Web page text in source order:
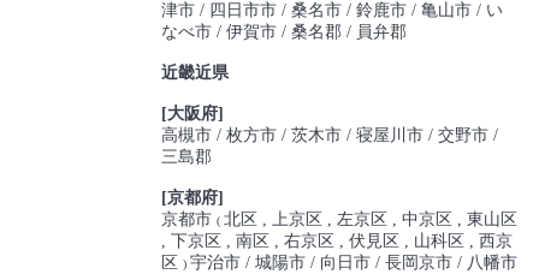
津市
四日市市 桑名市 鈴鹿市 亀山市 い
なべ市 伊賀市 桑名郡 員弁郡
近畿近県
[大阪府]
高槻市 枚方市 茨木市 寝屋川市 交野市
三島郡
[京都府]
京都市(北区 上京区 左京区 中京区
東山区
下京区
南区 右京区 伏見区 山科区
西京
区)宇治市 城陽市 向日市 長岡京市
八幡市